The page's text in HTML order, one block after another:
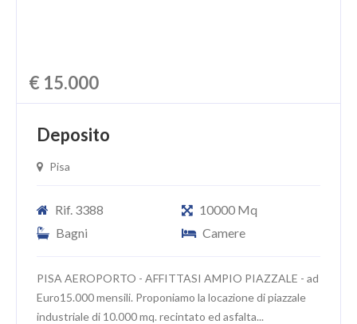
CONTATTI
€ 15.000
Deposito
Pisa
Rif. 3388
10000 Mq
Bagni
Camere
PISA AEROPORTO - AFFITTASI AMPIO PIAZZALE - ad
Euro15.000 mensili. Proponiamo la locazione di piazzale
industriale di 10.000 mq. recintato ed asfalta...